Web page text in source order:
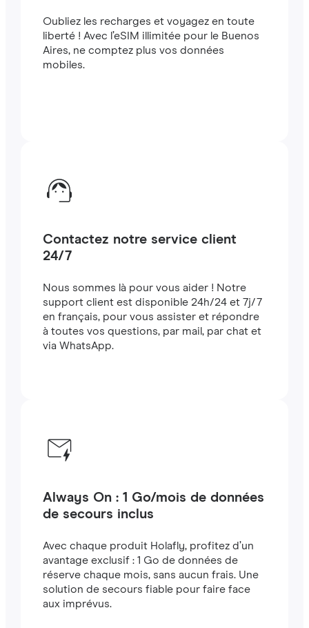
Oubliez les recharges et voyagez en toute
liberté ! Avec l’eSIM illimitée pour le Buenos
Aires, ne comptez plus vos données
mobiles.
Contactez notre service client
24/7
Nous sommes là pour vous aider ! Notre
support client est disponible 24h/24 et 7j/7
en français, pour vous assister et répondre
à toutes vos questions, par mail, par chat et
via WhatsApp.
Always On : 1 Go/mois de données
de secours inclus
Avec chaque produit Holafly, profitez d’un
avantage exclusif : 1 Go de données de
réserve chaque mois, sans aucun frais. Une
solution de secours fiable pour faire face
aux imprévus.